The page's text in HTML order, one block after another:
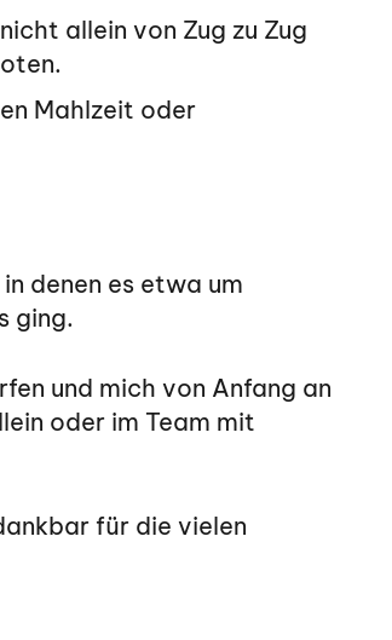
allein von Zug zu Zug
Mahlzeit oder
denen es etwa um
ging.
und mich von Anfang an
oder im Team mit
für die vielen